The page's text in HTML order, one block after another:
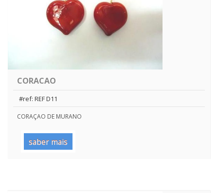
CORACAO
#ref: REF D11
CORAÇAO DE MURANO
saber mais